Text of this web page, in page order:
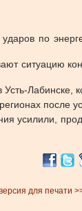
по
Лабинске,
после
усилили,
для печати